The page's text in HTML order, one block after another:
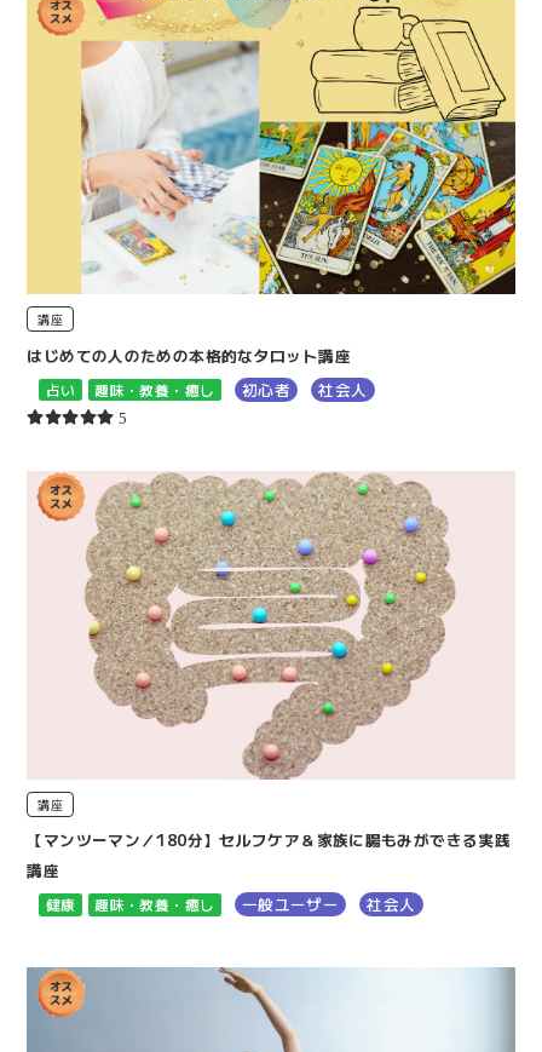
講座
はじめての人のための本格的なタロット講座
占い 趣味・教養・癒し 初心者 社会人
5
講座
【マンツーマン／180分】セルフケア＆家族に腸もみができる実践
講座
健康 趣味・教養・癒し 一般ユーザー 社会人